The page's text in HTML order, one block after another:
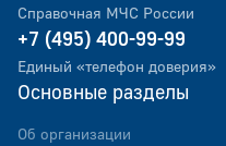
Справочная МЧС России
+7 (495) 400-99-99
Единый «телефон доверия»
Основные разделы
Об организации